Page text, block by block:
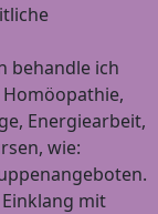
behandle ich
Energiearbeit,
wie:
mit